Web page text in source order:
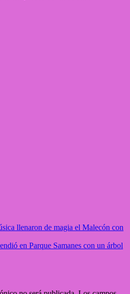
llenaron de magia el Malecón con
en Parque Samanes con un árbol